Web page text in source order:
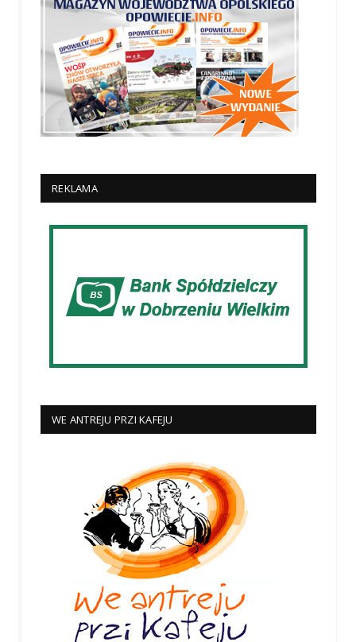
REKLAMA
WE ANTREJU PRZI KAFEJU